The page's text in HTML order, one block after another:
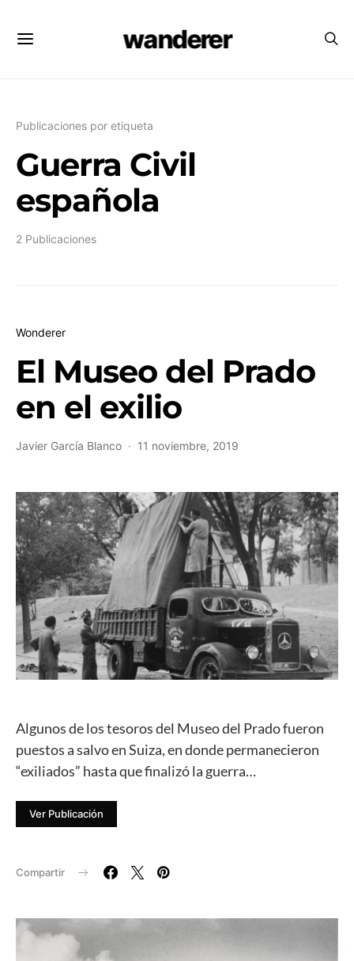
wanderer
Publicaciones por etiqueta
Guerra Civil
española
2 Publicaciones
Wonderer
El Museo del Prado
en el exilio
Javier García Blanco 11 noviembre, 2019
Algunos de los tesoros del Museo del Prado fueron
puestos a salvo en Suiza, en donde permanecieron
“exiliados” hasta que finalizó la guerra…
Ver Publicación
Compartir